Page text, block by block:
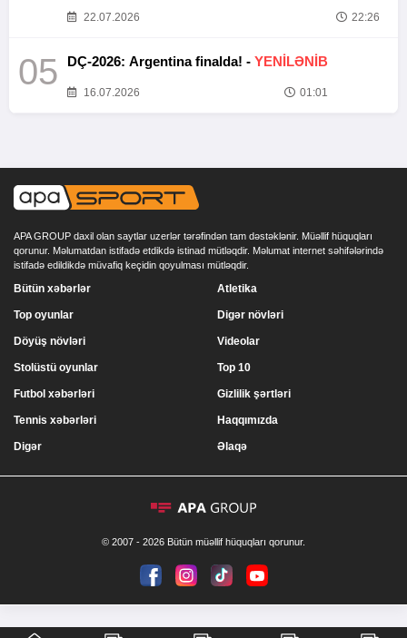
22.07.2026 22:26
05 DÇ-2026: Argentina finalda! - YENİLƏNİB
16.07.2026 01:01
APA GROUP daxil olan saytlar uzerlər tərəfindən tam dəstəklənir. Müəllif hüquqları
qorunur. Məlumatdan istifadə etdikdə istinad mütləqdir. Məlumat internet səhifələrində
istifadə edildikdə müvafiq keçidin qoyulması mütləqdir.
Bütün xəbərlər
Top oyunlar
Döyüş növləri
Stolüstü oyunlar
Atletika
Digər növləri
Videolar
Top 10
Futbol xəbərləri
Tennis xəbərləri
Digər
Gizlilik şərtləri
Haqqımızda
Əlaqə
© 2007 - 2026 Bütün müəllif hüquqları qorunur.